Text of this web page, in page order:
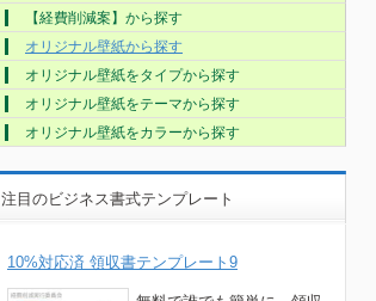
【経費削減案】から探す
オリジナル壁紙から探す
オリジナル壁紙をタイプから探す
オリジナル壁紙をテーマから探す
オリジナル壁紙をカラーから探す
注目のビジネス書式テンプレート
10%対応済 領収書テンプレート9